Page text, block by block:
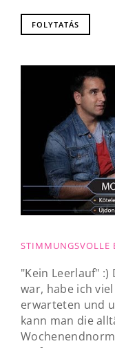
FOLYTATÁS
STIMMUNGSVOLLE
"Kein Leerlauf"
war, habe ich
erwarteten und
kann man die